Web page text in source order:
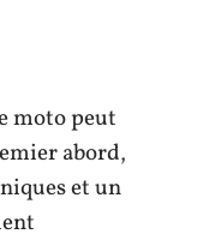
moto peut
abord,
et un